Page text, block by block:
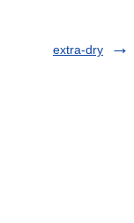
extra-dry